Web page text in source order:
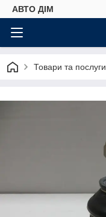
АВТО ДIМ
Товари та послуги